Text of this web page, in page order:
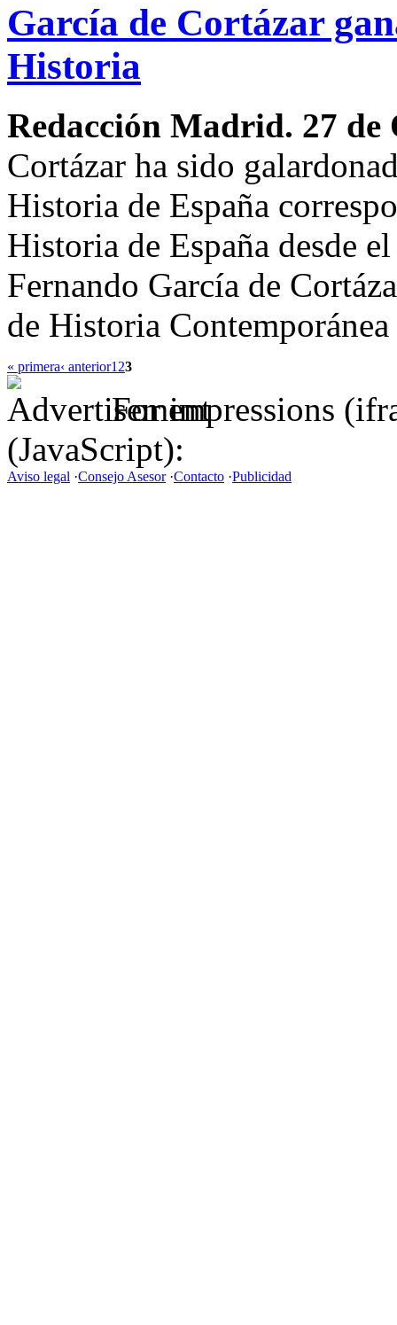
García de Cortázar
Historia
Redacción Madrid. 27 de
Cortázar ha sido
Historia de España
Historia de España desde
Fernando García de
de Historia
« primera‹ anterior1 23
For impressions
(JavaScript):
Aviso legal ·Consejo Asesor·Contacto ·Publicidad